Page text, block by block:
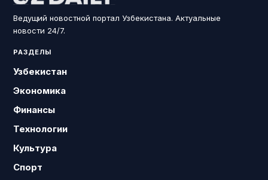
Ведущий новостной портал Узбекистана. Актуальные
новости 24/7.
РАЗДЕЛЫ
Узбекистан
Экономика
Финансы
Технологии
Культура
Спорт